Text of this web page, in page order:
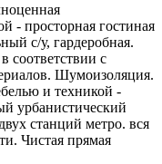
- просторная гостиная
с/у, гардеробная.
соответствии с
Шумоизоляция.
и техникой -
урбанистический
станций метро. вся
Чистая прямая